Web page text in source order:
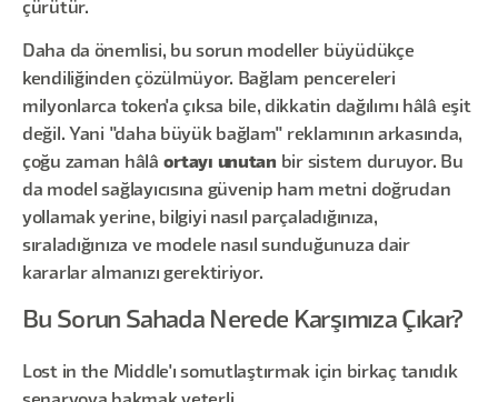
çürütür.
Daha da önemlisi, bu sorun modeller büyüdükçe
kendiliğinden çözülmüyor. Bağlam pencereleri
milyonlarca token'a çıksa bile, dikkatin dağılımı hâlâ eşit
değil. Yani "daha büyük bağlam" reklamının arkasında,
çoğu zaman hâlâ ortayı unutan bir sistem duruyor. Bu
da model sağlayıcısına güvenip ham metni doğrudan
yollamak yerine, bilgiyi nasıl parçaladığınıza,
sıraladığınıza ve modele nasıl sunduğunuza dair
kararlar almanızı gerektiriyor.
Bu Sorun Sahada Nerede Karşımıza Çıkar?
Lost in the Middle'ı somutlaştırmak için birkaç tanıdık